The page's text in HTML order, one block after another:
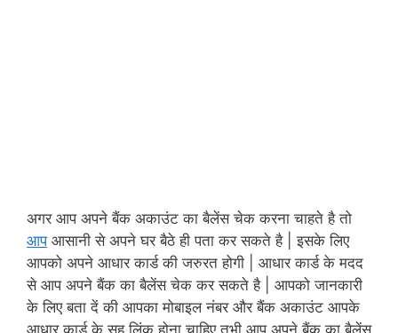
अगर आप अपने बैंक अकाउंट का बैलेंस चेक करना चाहते है तो
आपआसानी से अपने घर बैठे ही पता कर सकते है | इसके लिए
आपको अपने आधार कार्ड की जरुरत होगी | आधार कार्ड के मदद
से आप अपने बैंक का बैलेंस चेक कर सकते है | आपको जानकारी
के लिए बता दें की आपका मोबाइल नंबर और बैंक अकाउंट आपके
आधार कार्ड के सह लिंक होना चाहिए तभी आप अपने बैंक का बैलेंस